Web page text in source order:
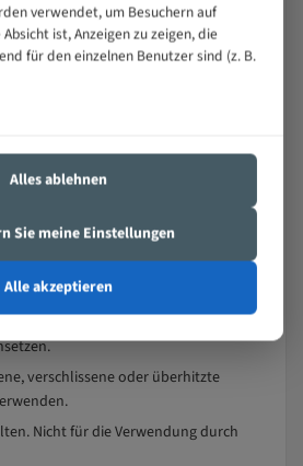
– es besteht
Handhabung, Transport und
oder Handschuhe im Bereich des
an dafür geeigneten
verschlissene oder überhitzte
Nicht für die Verwendung durch
verwendet, um Besuchern auf
ist, Anzeigen zu zeigen, die
für den einzelnen Benutzer sind (z. B.
Alles ablehnen
Sie meine Einstellungen
Alle akzeptieren